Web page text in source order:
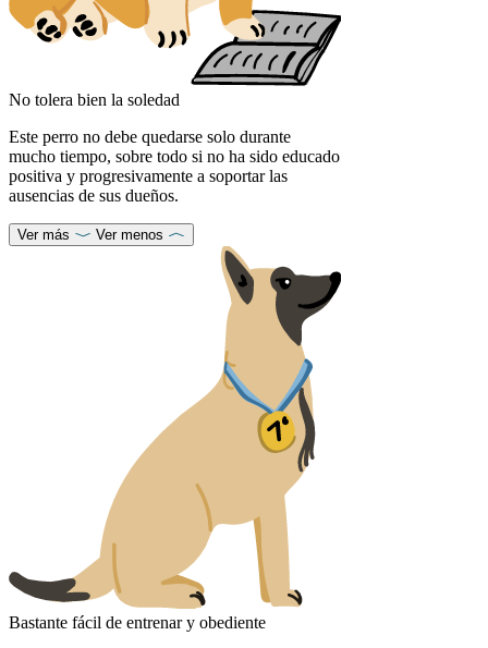
No tolera bien la soledad
Este perro no debe quedarse solo durante
mucho tiempo, sobre todo si no ha sido educado
positiva y progresivamente a soportar las
ausencias de sus dueños.
Ver más Ver menos
Bastante fácil de entrenar y obediente